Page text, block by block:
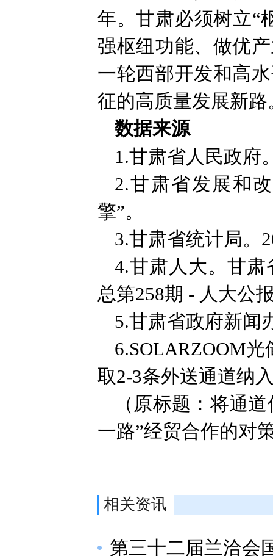
年。甘肃必须树立“
强枢纽功能、做优
一轮西部开发和高
征的高质量发展新路
数据来源
1.甘肃省人民政府
2.甘肃省发展和
擎”。
3.甘肃省统计局。
4.甘肃人大。甘
总第258期 - 人大公
5.甘肃省政府新闻
6.SOLARZOOM
取2-3条外送通道纳
（原标题：将通
一路”经贸合作的对
相关资讯
第三十二届兰洽会